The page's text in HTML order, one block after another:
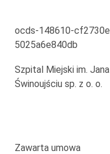
ocds-148610-
5025a6e840db
Szpital Miejski im. Jana
Świnoujściu sp. z o. o.
Zawarta umowa